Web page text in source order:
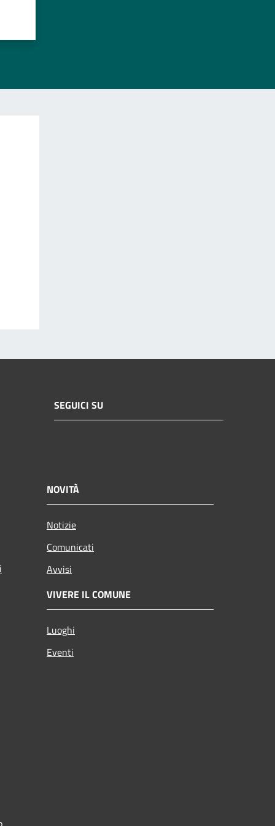
SEGUICI SU
NOVITÀ
Notizie
Comunicati
Avvisi
VIVERE IL COMUNE
Luoghi
Eventi